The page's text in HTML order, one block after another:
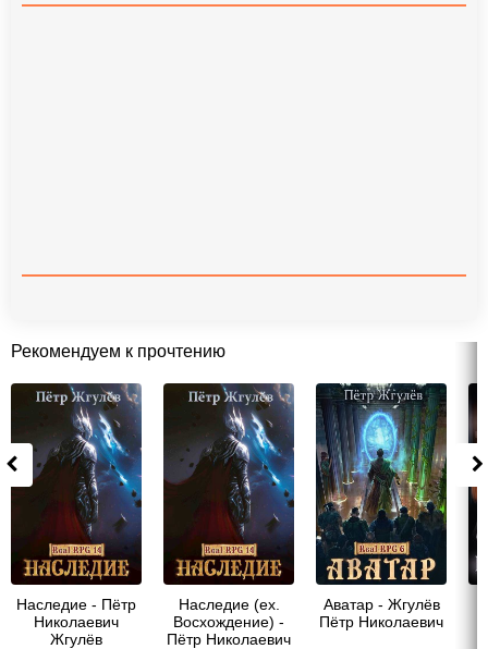
Рекомендуем к прочтению
Наследие - Пётр
Николаевич
Жгулёв
Наследие (ex.
Восхождение) -
Пётр Николаевич
Аватар - Жгулёв
Пётр Николаевич